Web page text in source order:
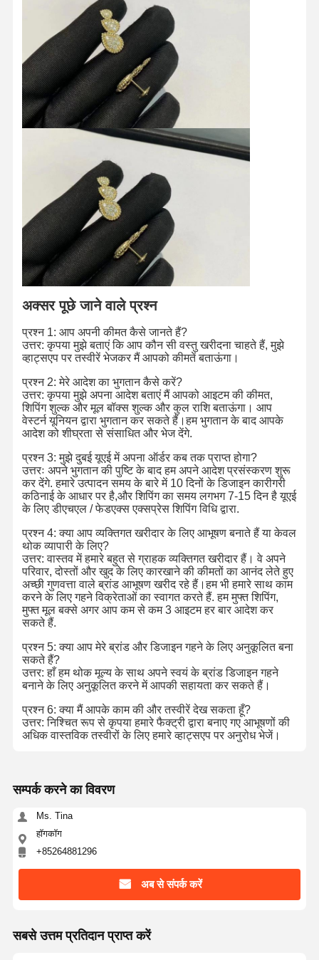
घर उत्पाद
कारखाने का दौरा गुणवत्ता नियंत्रण हमसे संपर्क करें
मामले
18K हीरे के छल्ले
18 केटी स्वर्ण कंगन
18K लटकन हार
18K स्वर्ण कंगन
हीरा घड़ी कंगन
18K सोने का ब्रश
18K आभूषण सेट
14K डायमंड बंगला
14CT स्वर्ण कंगन
14K सोने से मढ़वा हुआ हार
अनुकूलित प्लैटिनम आभूषण
अक्सर पूछे जाने वाले प्रश्न
प्रश्न 1: आप अपनी कीमत कैसे जानते हैं?
उत्तर: कृपया मुझे बताएं कि आप कौन सी वस्तु खरीदना चाहते हैं, मुझे
व्हाट्सएप पर तस्वीरें भेजकर मैं आपको कीमतें बताऊंगा।
प्रश्न 2: मेरे आदेश का भुगतान कैसे करें?
उत्तर: कृपया मुझे अपना आदेश बताएं मैं आपको आइटम की कीमत,
शिपिंग शुल्क और मूल बॉक्स शुल्क और कुल राशि बताऊंगा। आप
वेस्टर्न यूनियन द्वारा भुगतान कर सकते हैं।हम भुगतान के बाद आपके
आदेश को शीघ्रता से संसाधित और भेज देंगे.
प्रश्न 3: मुझे दुबई यूएई में अपना ऑर्डर कब तक प्राप्त होगा?
उत्तरः अपने भुगतान की पुष्टि के बाद हम अपने आदेश प्रसंस्करण शुरू
कर देंगे. हमारे उत्पादन समय के बारे में 10 दिनों के डिजाइन कारीगरी
कठिनाई के आधार पर है,और शिपिंग का समय लगभग 7-15 दिन है यूएई
के लिए डीएचएल / फेडएक्स एक्सप्रेस शिपिंग विधि द्वारा.
प्रश्न 4: क्या आप व्यक्तिगत खरीदार के लिए आभूषण बनाते हैं या केवल
थोक व्यापारी के लिए?
उत्तर: वास्तव में हमारे बहुत से ग्राहक व्यक्तिगत खरीदार हैं। वे अपने
परिवार, दोस्तों और खुद के लिए कारखाने की कीमतों का आनंद लेते हुए
अच्छी गुणवत्ता वाले ब्रांड आभूषण खरीद रहे हैं।हम भी हमारे साथ काम
करने के लिए गहने विक्रेताओं का स्वागत करते हैं. हम मुफ्त शिपिंग,
मुफ्त मूल बक्से अगर आप कम से कम 3 आइटम हर बार आदेश कर
सकते हैं.
प्रश्न 5: क्या आप मेरे ब्रांड और डिजाइन गहने के लिए अनुकूलित बना
सकते हैं?
उत्तर: हाँ हम थोक मूल्य के साथ अपने स्वयं के ब्रांड डिजाइन गहने
बनाने के लिए अनुकूलित करने में आपकी सहायता कर सकते हैं।
प्रश्न 6: क्या मैं आपके काम की और तस्वीरें देख सकता हूँ?
उत्तर: निश्चित रूप से कृपया हमारे फैक्ट्री द्वारा बनाए गए आभूषणों की
अधिक वास्तविक तस्वीरों के लिए हमारे व्हाट्सएप पर अनुरोध भेजें।
सम्पर्क करने का विवरण
Ms. Tina
हॉगकॉग
+85264881296
अब से संपर्क करें
सबसे उत्तम प्रतिदान प्राप्त करें